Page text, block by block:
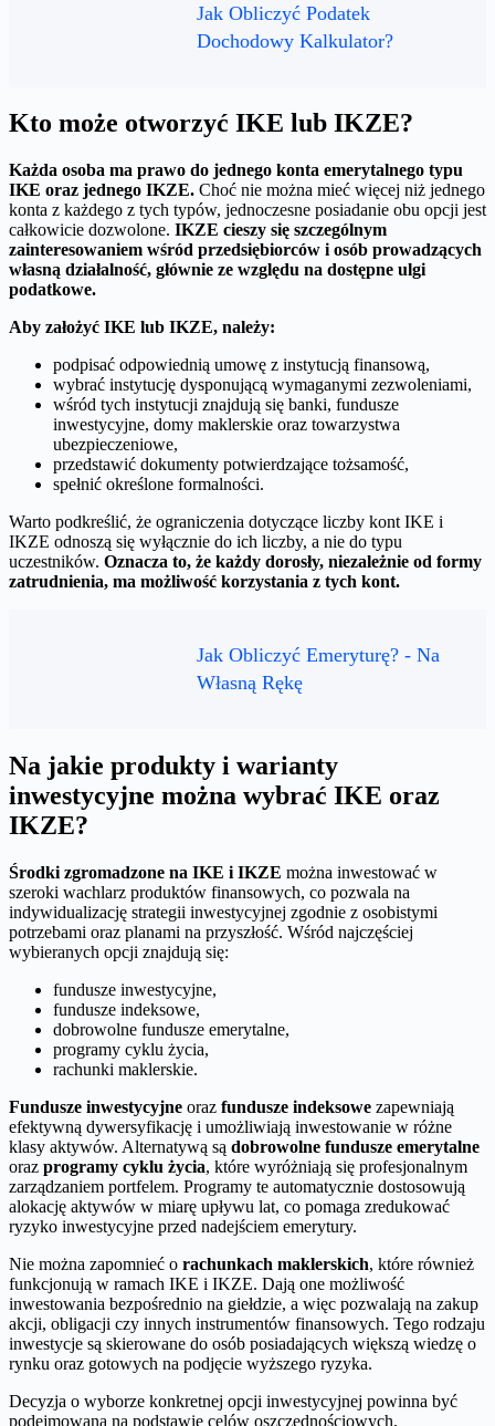
Jak Obliczyć Podatek
Dochodowy Kalkulator?
Kto może otworzyć IKE lub IKZE?
Każda osoba ma prawo do jednego konta emerytalnego typu
IKE oraz jednego IKZE. Choć nie można mieć więcej niż jednego
konta z każdego z tych typów, jednoczesne posiadanie obu opcji jest
całkowicie dozwolone. IKZE cieszy się szczególnym
zainteresowaniem wśród przedsiębiorców i osób prowadzących
własną działalność, głównie ze względu na dostępne ulgi
podatkowe.
Aby założyć IKE lub IKZE, należy:
podpisać odpowiednią umowę z instytucją finansową,
wybrać instytucję dysponującą wymaganymi zezwoleniami,
wśród tych instytucji znajdują się banki, fundusze
inwestycyjne, domy maklerskie oraz towarzystwa
ubezpieczeniowe,
przedstawić dokumenty potwierdzające tożsamość,
spełnić określone formalności.
Warto podkreślić, że ograniczenia dotyczące liczby kont IKE i
IKZE odnoszą się wyłącznie do ich liczby, a nie do typu
uczestników. Oznacza to, że każdy dorosły, niezależnie od formy
zatrudnienia, ma możliwość korzystania z tych kont.
Jak Obliczyć Emeryturę? - Na
Własną Rękę
Na jakie produkty i warianty
inwestycyjne można wybrać IKE oraz
IKZE?
Środki zgromadzone na IKE i IKZE można inwestować w
szeroki wachlarz produktów finansowych, co pozwala na
indywidualizację strategii inwestycyjnej zgodnie z osobistymi
potrzebami oraz planami na przyszłość. Wśród najczęściej
wybieranych opcji znajdują się:
fundusze inwestycyjne,
fundusze indeksowe,
dobrowolne fundusze emerytalne,
programy cyklu życia,
rachunki maklerskie.
Fundusze inwestycyjne oraz fundusze indeksowe zapewniają
efektywną dywersyfikację i umożliwiają inwestowanie w różne
klasy aktywów. Alternatywą są dobrowolne fundusze emerytalne
oraz programy cyklu życia, które wyróżniają się profesjonalnym
zarządzaniem portfelem. Programy te automatycznie dostosowują
alokację aktywów w miarę upływu lat, co pomaga zredukować
ryzyko inwestycyjne przed nadejściem emerytury.
Nie można zapomnieć o rachunkach maklerskich, które również
funkcjonują w ramach IKE i IKZE. Dają one możliwość
inwestowania bezpośrednio na giełdzie, a więc pozwalają na zakup
akcji, obligacji czy innych instrumentów finansowych. Tego rodzaju
inwestycje są skierowane do osób posiadających większą wiedzę o
rynku oraz gotowych na podjęcie wyższego ryzyka.
Decyzja o wyborze konkretnej opcji inwestycyjnej powinna być
podejmowana na podstawie celów oszczędnościowych,